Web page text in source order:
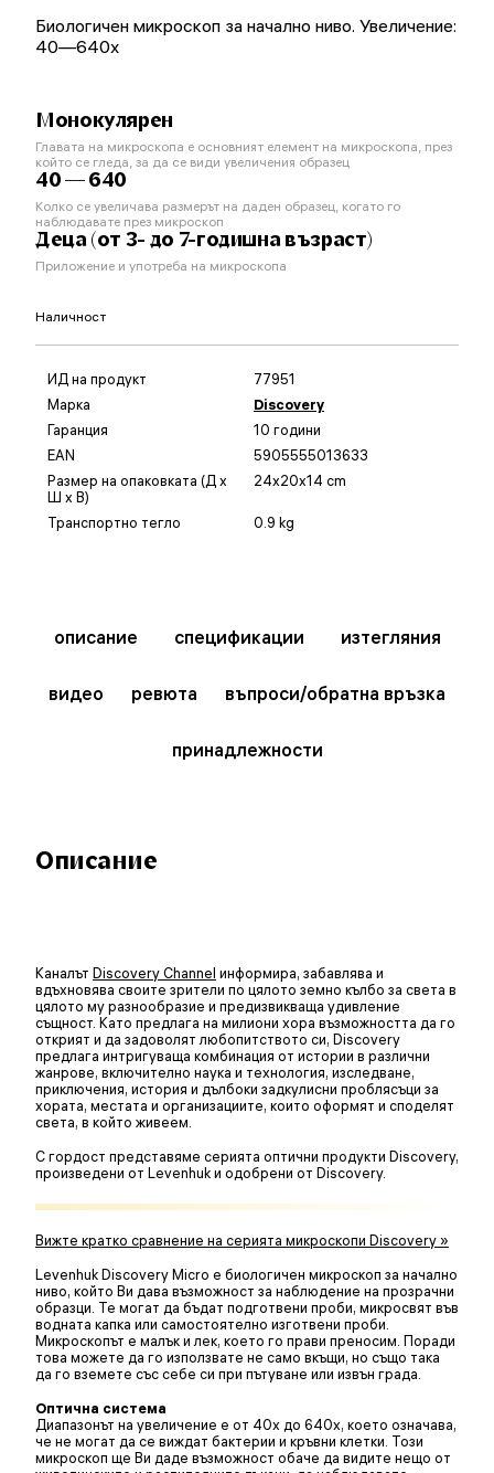
Биологичен микроскоп за начално ниво. Увеличение:
40—640x
Монокулярен
Главата на микроскопа е основният елемент на микроскопа, през
който се гледа, за да се види увеличения образец
40 — 640
Колко се увеличава размерът на даден образец, когато го
наблюдавате през микроскоп
Деца (от 3- до 7-годишна възраст)
Приложение и употреба на микроскопа
Наличност
ИД на продукт
77951
Марка
Discovery
Гаранция
10 години
EAN
5905555013633
Размер на опаковката (Д x
Ш x В)
24x20x14 cm
Транспортно тегло 0.9 kg
описание спецификации изтегляния
видео ревюта въпроси/обратна връзка
принадлежности
Описание
Каналът Discovery Channel информира, забавлява и
вдъхновява своите зрители по цялото земно кълбо за света в
цялото му разнообразие и предизвикваща удивление
същност. Като предлага на милиони хора възможността да го
открият и да задоволят любопитството си, Discovery
предлага интригуваща комбинация от истории в различни
жанрове, включително наука и технология, изследване,
приключения, история и дълбоки задкулисни проблясъци за
хората, местата и организациите, които оформят и споделят
света, в който живеем.
С гордост представяме серията оптични продукти Discovery,
произведени от Levenhuk и одобрени от Discovery.
Вижте кратко сравнение на серията микроскопи Discovery »
Levenhuk Discovery Micro е биологичен микроскоп за начално
ниво, който Ви дава възможност за наблюдение на прозрачни
образци. Те могат да бъдат подготвени проби, микросвят във
водната капка или самостоятелно изготвени проби.
Микроскопът е малък и лек, което го прави преносим. Поради
това можете да го използвате не само вкъщи, но също така
да го вземете със себе си при пътуване или извън града.
Оптична система
Диапазонът на увеличение е от 40x до 640x, което означава,
че не могат да се виждат бактерии и кръвни клетки. Този
микроскоп ще Ви даде възможност обаче да видите нещо от